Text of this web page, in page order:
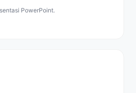
PowerPoint.